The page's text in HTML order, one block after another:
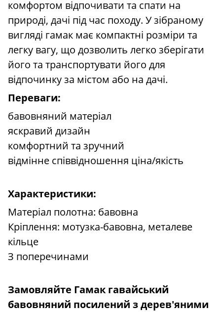
комфортом відпочивати та спати на
природі, дачі під час походу. У зібраному
вигляді гамак має компактні розміри та
легку вагу, що дозволить легко зберігати
його та транспортувати його для
відпочинку за містом або на дачі.
Переваги:
бавовняний матеріал
яскравий дизайн
комфортний та зручний
відмінне співвідношення ціна/якість
Характеристики:
Матеріал полотна: бавовна
Кріплення: мотузка-бавовна, металеве
кільце
З поперечинами
Замовляйте Гамак гавайський
бавовняний посилений з дерев'яними